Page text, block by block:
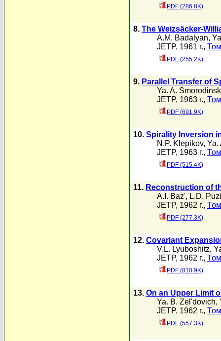
PDF (286.8K)
8. The Weizsäcker-
A.M. Badalyan,
JETP, 1961 г.,
PDF (255.2K)
9. Parallel Transfer of
Ya. A.
JETP, 1963 г.,
PDF (691.9K)
10. Spirality Inversion
N.P. Klepikov, Ya.
JETP, 1963 г.,
PDF (515.4K)
11. Reconstruction of
A.I. Baz', L.D.
JETP, 1962 г.,
PDF (277.3K)
12. Covariant
V.L. Lyuboshitz,
JETP, 1962 г.,
PDF (810.9K)
13. On an Upper Limit
Ya. B. Zel'dovich,
JETP, 1962 г.,
PDF (557.3K)